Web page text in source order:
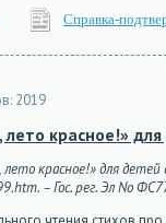
Справка-
2019
красное!»
лето красное!» для
– Гос. рег. Эл No